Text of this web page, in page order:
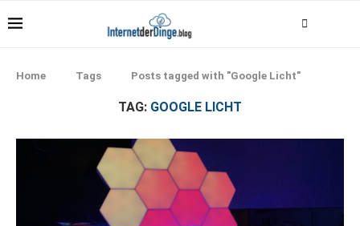
Home Tags Posts tagged with "Google Licht"
TAG: GOOGLE LICHT